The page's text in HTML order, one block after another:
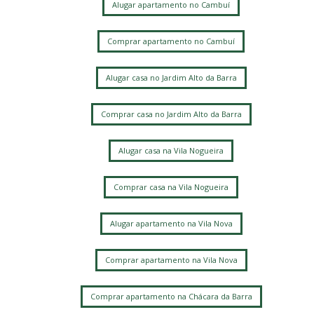
Alugar apartamento no Cambuí
Comprar apartamento no Cambuí
Alugar casa no Jardim Alto da Barra
Comprar casa no Jardim Alto da Barra
Alugar casa na Vila Nogueira
Comprar casa na Vila Nogueira
Alugar apartamento na Vila Nova
Comprar apartamento na Vila Nova
Comprar apartamento na Chácara da Barra